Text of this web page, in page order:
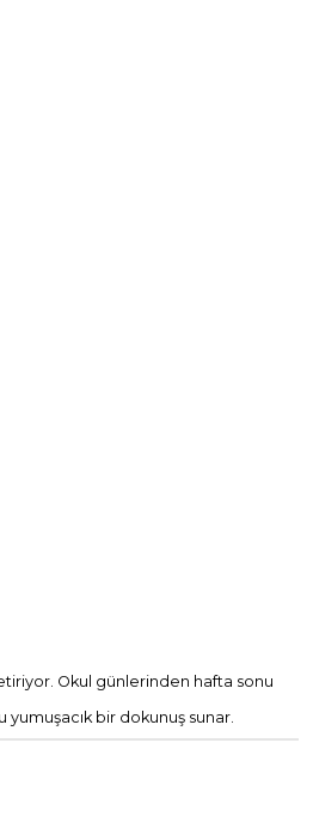
Okul günlerinden hafta sonu
bir dokunuş sunar.